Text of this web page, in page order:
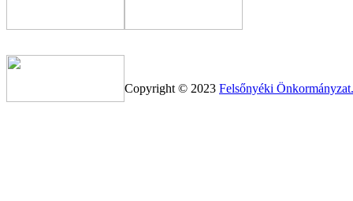
Copyright © 2023 Felsőnyéki Önkormányzat.